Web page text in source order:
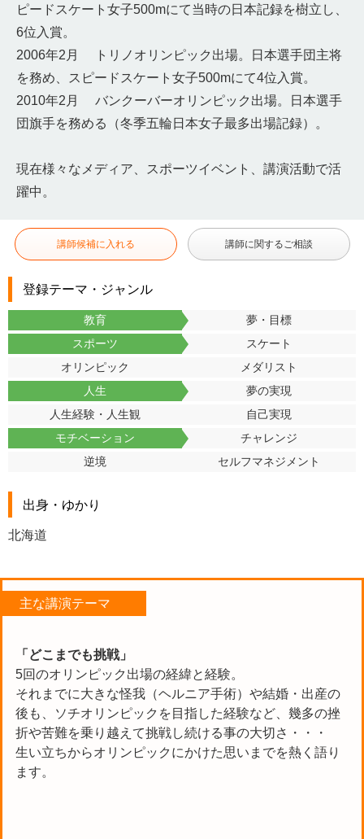
ピードスケート女子500mにて当時の日本記録を樹立し、
6位入賞。
2006年2月 トリノオリンピック出場。日本選手団主将
を務め、スピードスケート女子500mにて4位入賞。
2010年2月 バンクーバーオリンピック出場。日本選手
団旗手を務める（冬季五輪日本女子最多出場記録）。
現在様々なメディア、スポーツイベント、講演活動で活
躍中。
講師候補に入れる 講師に関するご相談
登録テーマ・ジャンル
教育
夢・目標
スポーツ
スケート
オリンピック
メダリスト
人生
夢の実現
人生経験・人生観
自己実現
モチベーション
チャレンジ
逆境
セルフマネジメント
出身・ゆかり
北海道
主な講演テーマ
「どこまでも挑戦」
5回のオリンピック出場の経緯と経験。
それまでに大きな怪我（ヘルニア手術）や結婚・出産の
後も、ソチオリンピックを目指した経験など、幾多の挫
折や苦難を乗り越えて挑戦し続ける事の大切さ・・・
生い立ちからオリンピックにかけた思いまでを熱く語り
ます。